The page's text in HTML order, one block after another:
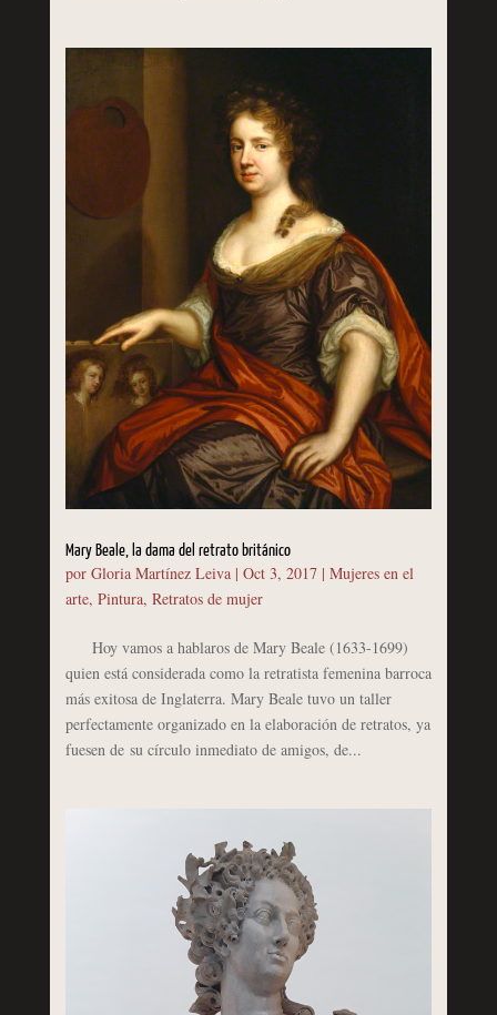
Mary Beale, la dama del retrato británico
por Gloria Martínez Leiva| Oct 3, 2017| Mujeres en el
arte, Pintura, Retratos de mujer
Hoy vamos a hablaros de Mary Beale (1633-1699)
quien está considerada como la retratista femenina barroca
más exitosa de Inglaterra. Mary Beale tuvo un taller
perfectamente organizado en la elaboración de retratos, ya
fuesen de su círculo inmediato de amigos, de...